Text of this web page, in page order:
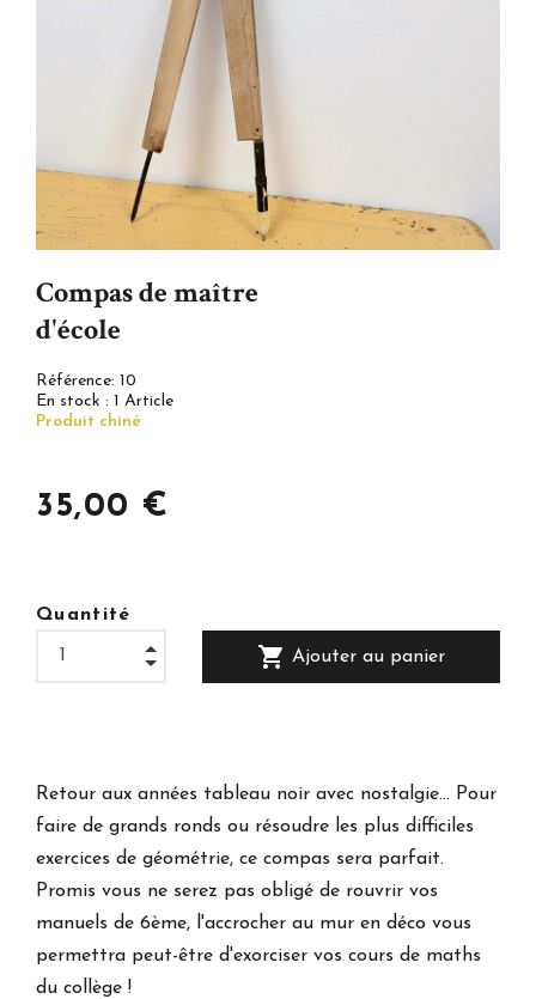
Compas de maître
d'école
Référence: 10
En stock : 1 Article
Produit chiné
35,00 €
Quantité
shopping_cart Ajouter au panier
Retour aux années tableau noir avec nostalgie... Pour
faire de grands ronds ou résoudre les plus difficiles
exercices de géométrie, ce compas sera parfait.
Promis vous ne serez pas obligé de rouvrir vos
manuels de 6ème, l'accrocher au mur en déco vous
permettra peut-être d'exorciser vos cours de maths
du collège !